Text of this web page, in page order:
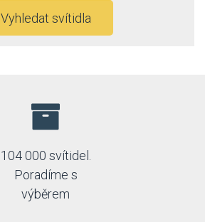
Vyhledat svítidla
104 000 svítidel.
Poradíme s
výběrem